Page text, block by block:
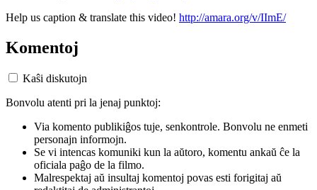
Help us caption & translate this video! http://amara.org/v/IImE/
Komentoj
Kaŝi diskutojn
Bonvolu atenti pri la jenaj punktoj:
Via komento publikiĝos tuje, senkontrole. Bonvolu ne enmeti
personajn informojn.
Se vi intencas komuniki kun la aŭtoro, komentu ankaŭ ĉe la
oficiala paĝo de la filmo.
Malrespektaj aŭ insultaj komentoj povas esti forigitaj aŭ